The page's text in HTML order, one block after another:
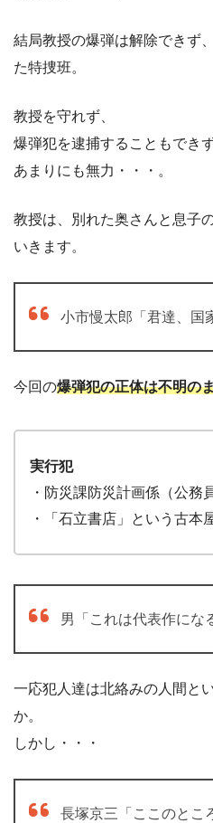
結局教授の爆弾は解除できず
た特捜班。
教授を守れず、
爆弾犯を逮捕することもできず
あまりにも無力・・・。
教授は、別れた奥さんと息子
いきます。
小市慢太郎「君達、国
今回の爆弾犯の正体は不明の
実行犯
・防災課防災計画係（公務
・「石立書店」という古本
男「これは代表作にな
一応犯人達は北絡みの人間と
か。
しかし・・・
長塚京三「ここのとこ